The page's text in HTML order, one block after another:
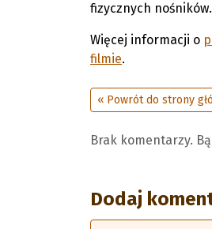
fizycznych nośników.
Więcej informacji o
filmie.
« Powrót do strony
Brak komentarzy.
Dodaj